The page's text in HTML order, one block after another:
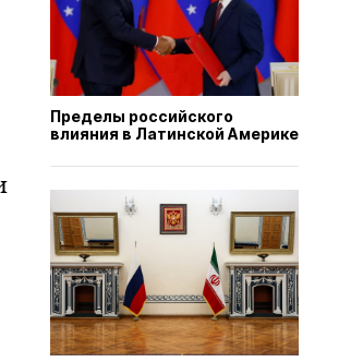
Пределы российского
влияния в Латинской Америке